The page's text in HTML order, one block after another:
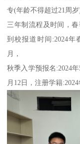
专(年龄不得超过21周岁
三年制流程及时间，春
到校报道时间:2024年
月，
秋季入学预报名:2024
月12日，注册学籍:2024